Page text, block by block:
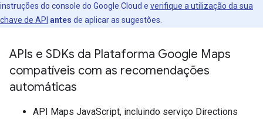
instruções do console do Google Cloud e verifique a utilização da sua
chave de API antes de aplicar as sugestões.
APIs e SDKs da Plataforma Google Maps
compatíveis com as recomendações
automáticas
API Maps JavaScript, incluindo serviço Directions